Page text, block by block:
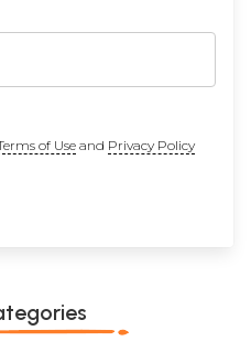
of Useand Privacy Policy